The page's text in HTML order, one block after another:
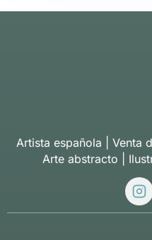
Artista española | Venta
Arte abstracto |